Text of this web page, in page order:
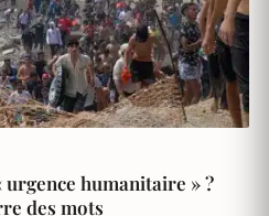
urgence humanitaire » ?
des mots